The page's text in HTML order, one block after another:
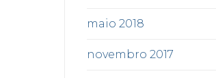
maio 2018
novembro 2017